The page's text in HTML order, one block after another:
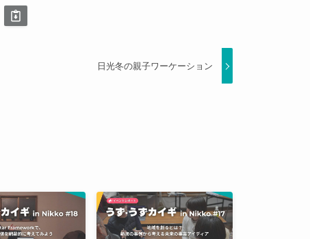
日光冬の親子ワーケーション